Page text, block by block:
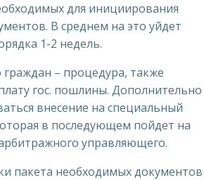
для инициирования
В среднем на это уйдет
1-2 недель.
граждан – процедура, также
гос. пошлины. Дополнительно
внесение на специальный
в последующем пойдет на
управляющего.
пакета необходимых документов